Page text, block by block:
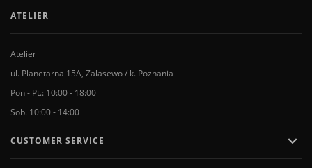
ATELIER
Atelier
ul. Planetarna 15A, Zalasewo / k. Poznania
Pon - Pt.: 10:00 - 18:00
Sob. 10:00 - 14:00
CUSTOMER SERVICE 